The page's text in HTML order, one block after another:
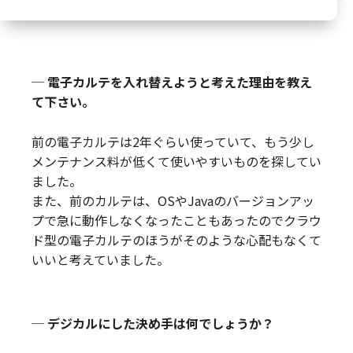
─ 電子カルテを入れ替えようと考えた理由を教え
て下さい。
前の電子カルテは2年ぐらい使っていて、もう少し
メンテナンス料が低くて使いやすいものを探してい
ました。
また、前のカルテは、OSやJavaのバージョンアッ
プで急に動作しなくなったこともあったのでクラウ
ド型の電子カルテのほうがそのような心配もなくて
いいと考えていました。
─ デジカルにした決め手は何でしょうか？